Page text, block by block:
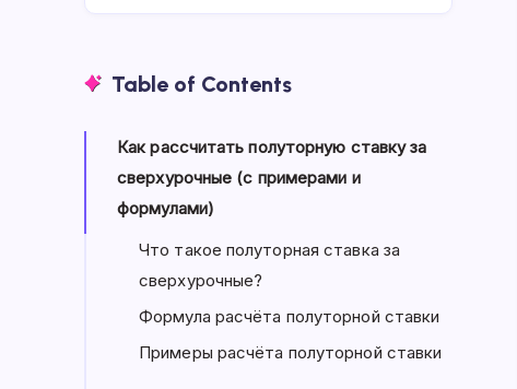
Table of Contents
Как рассчитать полуторную ставку за
сверхурочные (с примерами и
формулами)
Что такое полуторная ставка за
сверхурочные?
Формула расчёта полуторной ставки
Примеры расчёта полуторной ставки